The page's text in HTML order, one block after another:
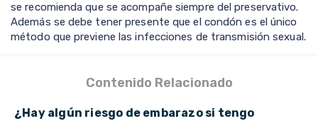
se recomienda que se acompañe siempre del preservativo.
Además se debe tener presente que el condón es el único
método que previene las infecciones de transmisión sexual.
Contenido Relacionado
¿Hay algún riesgo de embarazo si tengo